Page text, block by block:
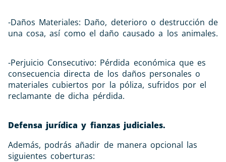
-Daños Materiales: Daño, deterioro o destrucción de
una cosa, así como el daño causado a los animales.
-Perjuicio Consecutivo: Pérdida económica que es
consecuencia directa de los daños personales o
materiales cubiertos por la póliza, sufridos por el
reclamante de dicha pérdida.
Defensa jurídica y fianzas judiciales.
Además, podrás añadir de manera opcional las
siguientes coberturas: